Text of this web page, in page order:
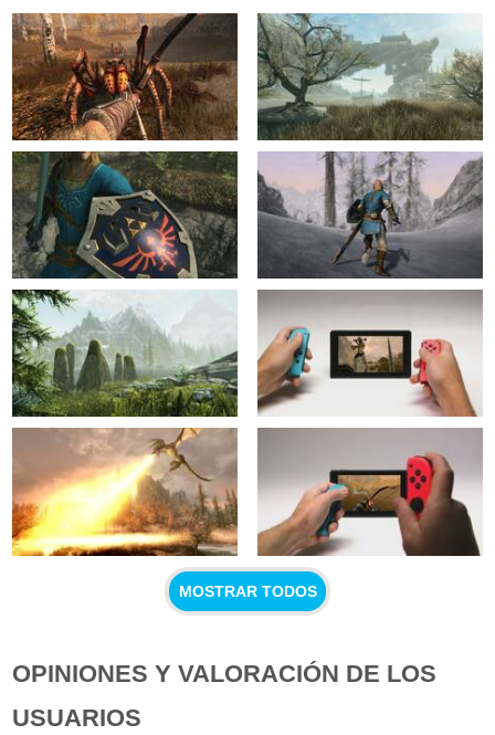
MOSTRAR TODOS
OPINIONES Y VALORACIÓN DE LOS
USUARIOS